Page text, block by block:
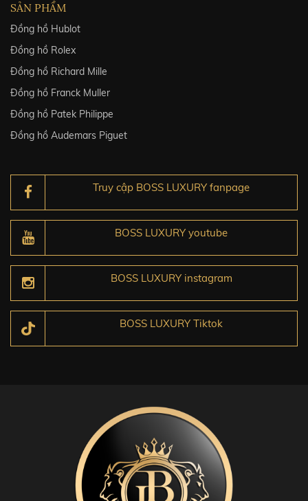
SẢN PHẨM
Đồng hồ Hublot
Đồng hồ Rolex
Đồng hồ Richard Mille
Đồng hồ Franck Muller
Đồng hồ Patek Philippe
Đồng hồ Audemars Piguet
Truy cập BOSS LUXURY fanpage
BOSS LUXURY youtube
BOSS LUXURY instagram
BOSS LUXURY Tiktok